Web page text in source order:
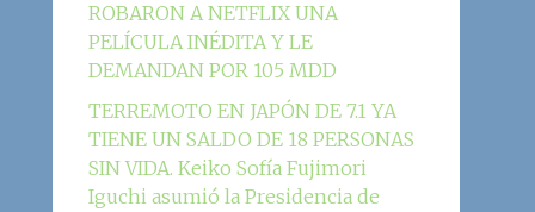
ROBARON A NETFLIX UNA
PELÍCULA INÉDITA Y LE
DEMANDAN POR 105 MDD
TERREMOTO EN JAPÓN DE 7.1 YA
TIENE UN SALDO DE 18 PERSONAS
SIN VIDA. Keiko Sofía Fujimori
Iguchi asumió la Presidencia de